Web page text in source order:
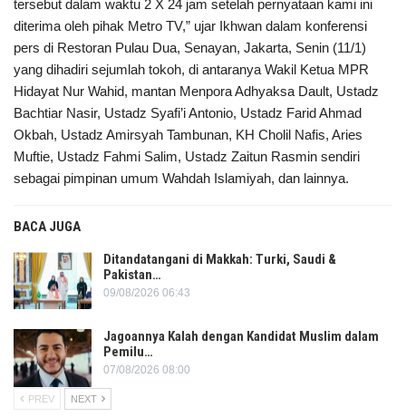
tersebut dalam waktu 2 X 24 jam setelah pernyataan kami ini
diterima oleh pihak Metro TV,” ujar Ikhwan dalam konferensi
pers di Restoran Pulau Dua, Senayan, Jakarta, Senin (11/1)
yang dihadiri sejumlah tokoh, di antaranya Wakil Ketua MPR
Hidayat Nur Wahid, mantan Menpora Adhyaksa Dault, Ustadz
Bachtiar Nasir, Ustadz Syafi’i Antonio, Ustadz Farid Ahmad
Okbah, Ustadz Amirsyah Tambunan, KH Cholil Nafis, Aries
Muftie, Ustadz Fahmi Salim, Ustadz Zaitun Rasmin sendiri
sebagai pimpinan umum Wahdah Islamiyah, dan lainnya.
BACA JUGA
Ditandatangani di Makkah: Turki, Saudi &
Pakistan…
09/08/2026 06:43
Jagoannya Kalah dengan Kandidat Muslim dalam
Pemilu…
07/08/2026 08:00
PREV NEXT